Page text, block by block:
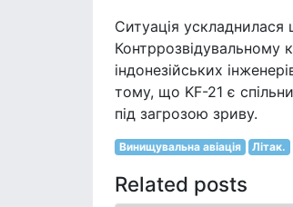
Ситуація ускладнилася
Контррозвідувальному
індонезійських
тому, що KF-21 є
під загрозою зриву.
Винищувальна авіація Літак.
Related posts